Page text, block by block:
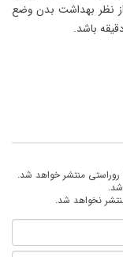
از نظر بهداشت بدن وضع
منتشر خواهد شد.
نخواهد شد.